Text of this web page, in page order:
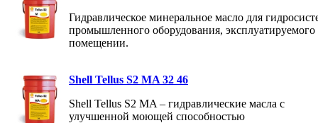
Гидравлическое минеральное масло для
промышленного оборудования, эксплуатируемого
помещении.
Shell Tellus S2 MA 32 46
Shell Tellus S2 MA – гидравлические масла с
улучшенной моющей способностью